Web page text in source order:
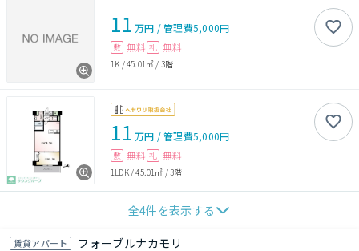
11 万円 /管理費5,000円
敷 無料 礼 無料
1K /45.01㎡ / 3階
11 万円 /管理費5,000円
敷 無料 礼 無料
1LDK/45.01㎡ /3階
全4件を表示する
賃貸アパート フォーブルナカモリ